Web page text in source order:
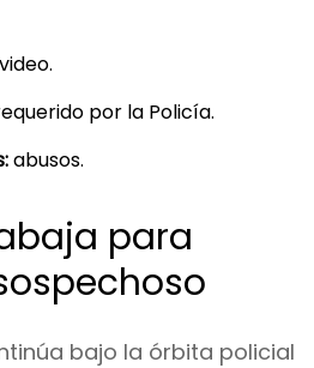
por la Policía.
abusos.
para
bajo la órbita policial